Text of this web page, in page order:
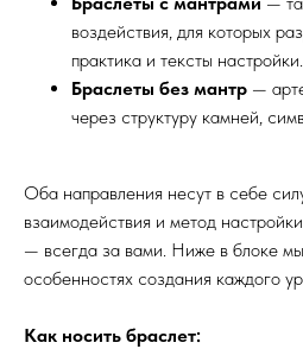
воздействия, для которых
практика и тексты настройки.
Браслеты без мантр —
через структуру камней,
Оба направления несут в себе
взаимодействия и метод
— всегда за вами. Ниже в блоке
особенностях создания каждого
Как носить браслет: